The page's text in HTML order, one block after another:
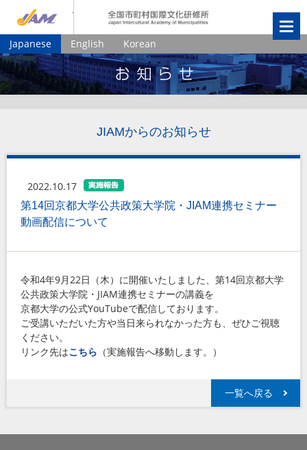
Japanese English Korean
JIAMからのお知らせ
2022.10.17
第14回京都大学公共政策大学院・JIAM連携セミナー
動画配信について
令和4年9月22日（木）に開催いたしました、第14回京都大学
公共政策大学院・JIAM連携セミナーの講義を
京都大学の公式YouTubeで配信しております。
ご受講いただいた方や当日来られなかった方も、ぜひご視聴
ください。
リンク先はこちら （実施報告へ移動します。）
一覧へ戻る